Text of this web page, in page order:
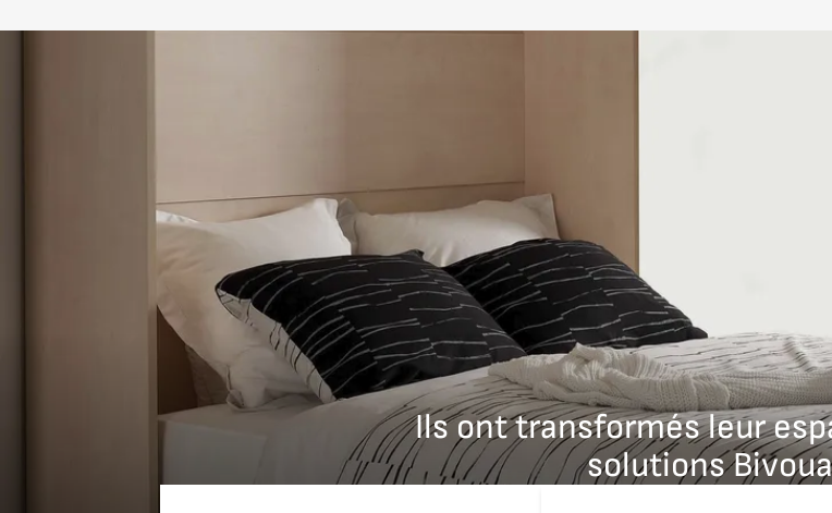
Oui, ce modèle est entièrement fabriqué sur mesure : vous choisissez les dimensions, les
Nous vous recommandons d'effectuer le montage par un professionnel, prix variable selon la
Ils ont transformés leur
solutions